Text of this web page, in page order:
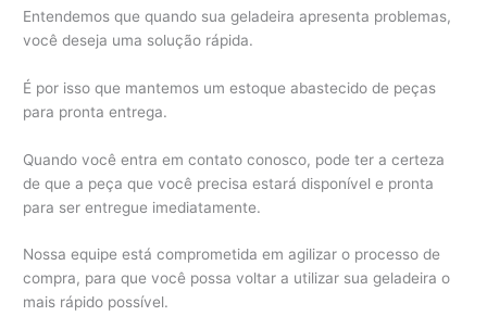
Entendemos que quando sua geladeira apresenta problemas,
você deseja uma solução rápida.
É por isso que mantemos um estoque abastecido de peças
para pronta entrega.
Quando você entra em contato conosco, pode ter a certeza
de que a peça que você precisa estará disponível e pronta
para ser entregue imediatamente.
Nossa equipe está comprometida em agilizar o processo de
compra, para que você possa voltar a utilizar sua geladeira o
mais rápido possível.